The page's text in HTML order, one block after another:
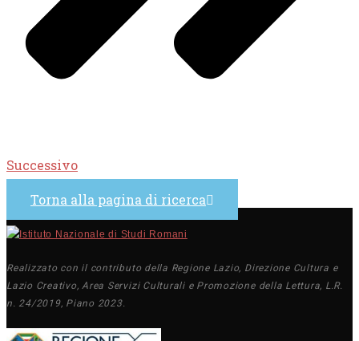
Successivo
Torna alla pagina di ricerca
Realizzato con il contributo della Regione Lazio, Direzione Cultura e
Lazio Creativo, Area Servizi Culturali e Promozione della Lettura, L.R.
n. 24/2019, Piano 2023.